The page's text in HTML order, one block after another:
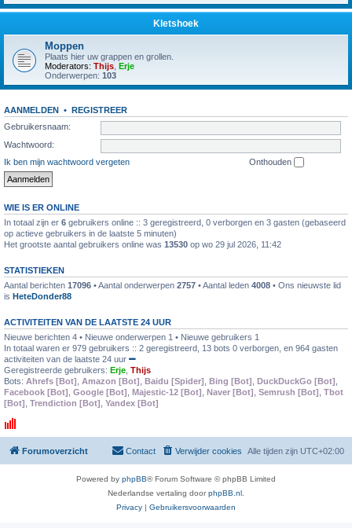
Kletshoek
Moppen
Plaats hier uw grappen en grollen.
Moderators: Thijs Erje
Onderwerpen: 103
AANMELDEN • REGISTREER
Gebruikersnaam:
Wachtwoord:
Ik ben mijn wachtwoord vergeten
Onthouden
WIE IS ER ONLINE
In totaal zijn er 6 gebruikers online :: 3 geregistreerd, 0 verborgen en 3 gasten (gebaseerd
op actieve gebruikers in de laatste 5 minuten)
Het grootste aantal gebruikers online was 13530 op wo 29 jul 2026, 11:42
STATISTIEKEN
Aantal berichten 17096 • Aantal onderwerpen 2757 • Aantal leden 4008 • Ons nieuwste lid
is HeteDonder88
ACTIVITEITEN VAN DE LAATSTE 24 UUR
Nieuwe berichten 4 • Nieuwe onderwerpen 1 • Nieuwe gebruikers 1
In totaal waren er 979 gebruikers :: 2 geregistreerd, 13 bots 0 verborgen, en 964 gasten
activiteiten van de laatste 24 uur
Geregistreerde gebruikers: Erje Thijs
Bots: Ahrefs [Bot] Amazon [Bot] Baidu [Spider] Bing [Bot] DuckDuckGo [Bot]
Facebook [Bot] Google [Bot] Majestic-12 [Bot] Naver [Bot] Semrush [Bot] Tbot
[Bot] Trendiction [Bot] Yandex [Bot]
Forumoverzicht Alle tijden zijn UTC+02:00
Verwijder cookies
Contact
Powered by phpBB® Forum Software © phpBB Limited
Nederlandse vertaling doorphpBB.nl
Privacy | Gebruikersvoorwaarden